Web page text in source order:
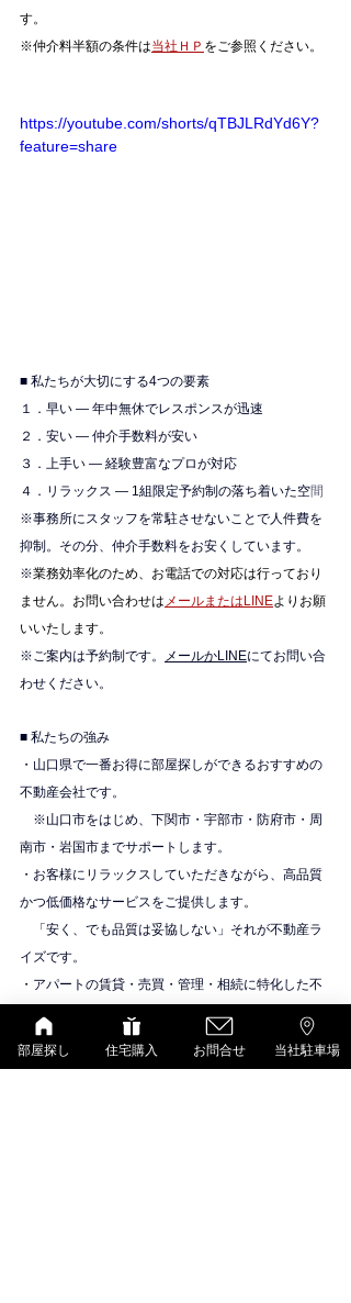
す。
※仲介料半額の条件は当社ＨＰ をご参照ください。
https://youtube.com/shorts/qTBJLRdYd6Y?
feature=share
■ 私たちが大切にする4つの要素
１．早い — 年中無休でレスポンスが迅速
２．安い — 仲介手数料が安い
３．上手い — 経験豊富なプロが対応
４．リラックス — 1組限定予約制の落ち着いた空間
※事務所にスタッフを常駐させないことで人件費を
抑制。その分、仲介手数料をお安くしています。
※業務効率化のため、お電話での対応は行っており
ません。お問い合わせは メールまたはLINEよりお願
いいたします。
※ご案内は予約制です。
メールかLINEにてお問い合
わせください。
■ 私たちの強み
・山口県で一番お得に部屋探しができるおすすめの
不動産会社です。
※山口市をはじめ、下関市・宇部市・防府市・周
南市・岩国市までサポートします。
・お客様にリラックスしていただきながら、高品質
かつ低価格なサービスをご提供します。
「安く、でも品質は妥協しない」それが不動産ラ
イズです。
・アパートの賃貸・売買・管理・相続に特化した不
物件紹介
D-room（大和ハウス）
部屋探し 住宅購入 お問合せ 当社駐車場